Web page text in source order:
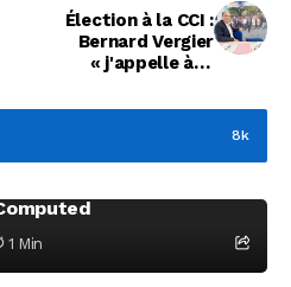
Élection à la CCI :
Bernard Vergier
« j'appelle à la
vote »
8k
Coeffier, dirigeant
1 Min